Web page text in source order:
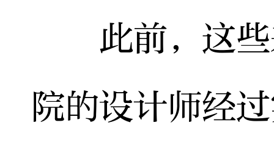
此前，这些
院的设计师经